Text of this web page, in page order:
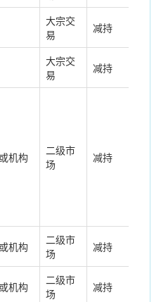
大宗交
易
减持
大宗交
易
减持
机构
二级市
场
减持
机构
二级市
场
减持
机构
二级市
场
减持